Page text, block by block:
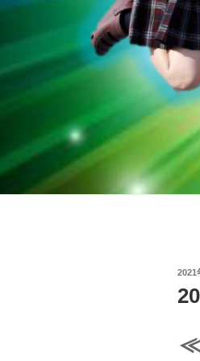
投
日:
2021